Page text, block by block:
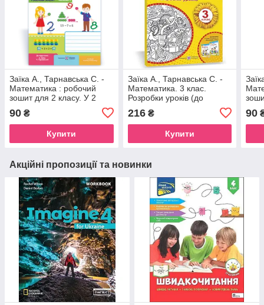
Заїка А., Тарнавська С. -
Математика : робочий
зошит для 2 класу. У 2
підруч. А. Заїки, С.
Тарнавської )
90 ₴
Купити
Заїка А., Тарнавська С. -
Математика. 3 клас.
Розробки уроків (до
216₴
Купити
90
Акційні пропозиції та новинки